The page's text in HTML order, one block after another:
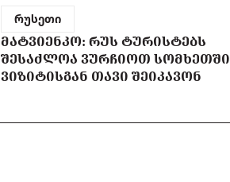
რუსეთი
ᲛᲐᲢᲕᲘᲔᲜᲙᲝ: ᲠᲣᲡ ᲢᲣᲠᲘᲡᲢᲔᲑᲡ
ᲨᲔᲡᲐᲫᲚᲝᲐ ᲕᲣᲠᲩᲘᲝᲗ ᲡᲝᲛᲮᲔᲗᲨᲘ
ᲕᲘᲖᲘᲢᲘᲡᲒᲐᲜ ᲗᲐᲕᲘ ᲨᲔᲘᲙᲐᲕᲝᲜ